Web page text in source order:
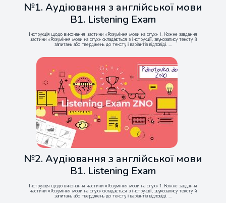
№1. Аудіювання з англійської мови
B1. Listening Exam
Інструкція щодо виконання частини «Розуміння мови на слух» 1. Кожне завдання
частини «Розуміння мови на слух» складається з інструкції, звукозапису тексту й
запитань або тверджень до тексту і варіантів відповіді. ...
№2. Аудіювання з англійської мови
B1. Listening Exam
Інструкція щодо виконання частини «Розуміння мови на слух» 1. Кожне завдання
частини «Розуміння мови на слух» складається з інструкції, звукозапису тексту й
запитань або тверджень до тексту і варіантів відповіді. ...